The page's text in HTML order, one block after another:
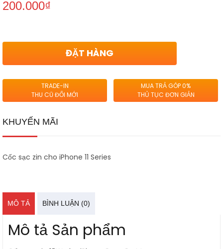
200.000₫
ĐẶT HÀNG
TRADE-IN
THU CŨ ĐỔI MỚI
MUA TRẢ GÓP 0%
THỦ TỤC ĐƠN GIẢN
KHUYẾN MÃI
Cốc sạc zin cho iPhone 11 Series
MÔ TẢ BÌNH LUẬN (0)
Mô tả Sản phẩm